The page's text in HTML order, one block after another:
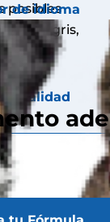
de idioma
posibles
gris,
rojo.